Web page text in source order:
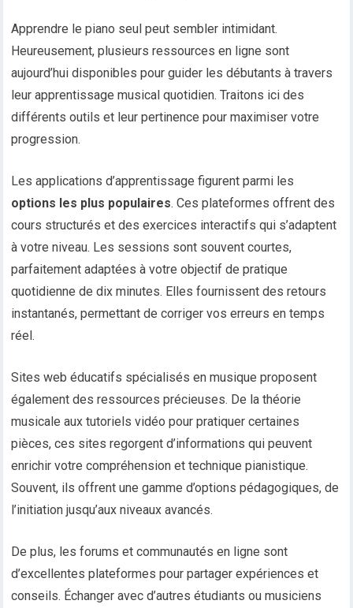
Apprendre le piano seul peut sembler intimidant.
Heureusement, plusieurs ressources en ligne sont
aujourd’hui disponibles pour guider les débutants à travers
leur apprentissage musical quotidien. Traitons ici des
différents outils et leur pertinence pour maximiser votre
progression.
Les applications d’apprentissage figurent parmi les
options les plus populaires. Ces plateformes offrent des
cours structurés et des exercices interactifs qui s’adaptent
à votre niveau. Les sessions sont souvent courtes,
parfaitement adaptées à votre objectif de pratique
quotidienne de dix minutes. Elles fournissent des retours
instantanés, permettant de corriger vos erreurs en temps
réel.
Sites web éducatifs spécialisés en musique proposent
également des ressources précieuses. De la théorie
musicale aux tutoriels vidéo pour pratiquer certaines
pièces, ces sites regorgent d’informations qui peuvent
enrichir votre compréhension et technique pianistique.
Souvent, ils offrent une gamme d’options pédagogiques, de
l’initiation jusqu’aux niveaux avancés.
De plus, les forums et communautés en ligne sont
d’excellentes plateformes pour partager expériences et
conseils. Échanger avec d’autres étudiants ou musiciens